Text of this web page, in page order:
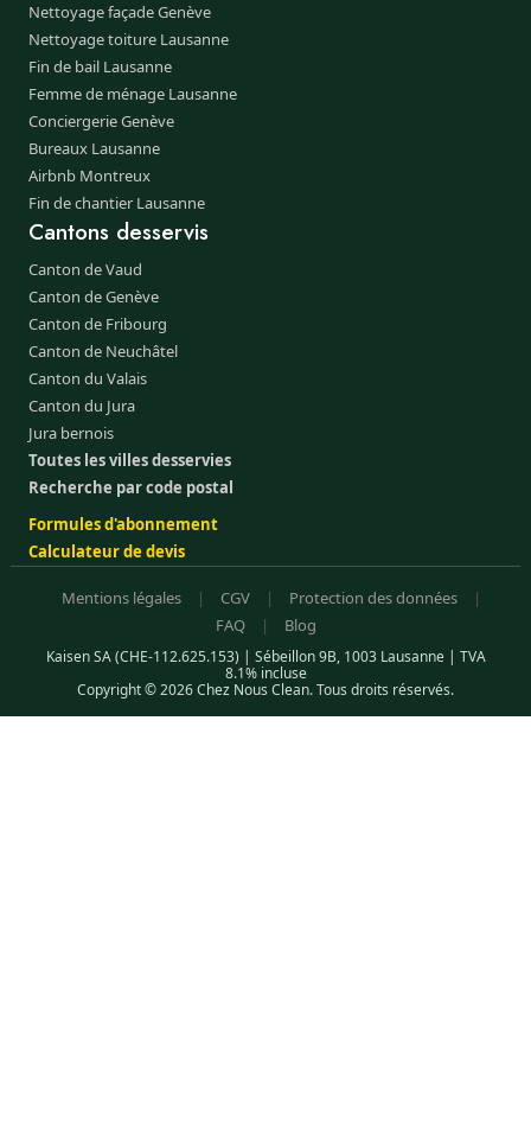
Nettoyage façade Genève
Nettoyage toiture Lausanne
Fin de bail Lausanne
Femme de ménage Lausanne
Conciergerie Genève
Bureaux Lausanne
Airbnb Montreux
Fin de chantier Lausanne
Cantons desservis
Canton de Vaud
Canton de Genève
Canton de Fribourg
Canton de Neuchâtel
Canton du Valais
Canton du Jura
Jura bernois
Toutes les villes desservies
Recherche par code postal
Formules d'abonnement
Calculateur de devis
Mentions légales | CGV | Protection des données
|
FAQ
| Blog
Kaisen SA (CHE-112.625.153) | Sébeillon 9B, 1003 Lausanne | TVA
8.1% incluse
Copyright © 2026 Chez Nous Clean. Tous droits réservés.